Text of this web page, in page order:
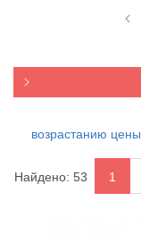
возрастанию цены
Найдено: 53
1